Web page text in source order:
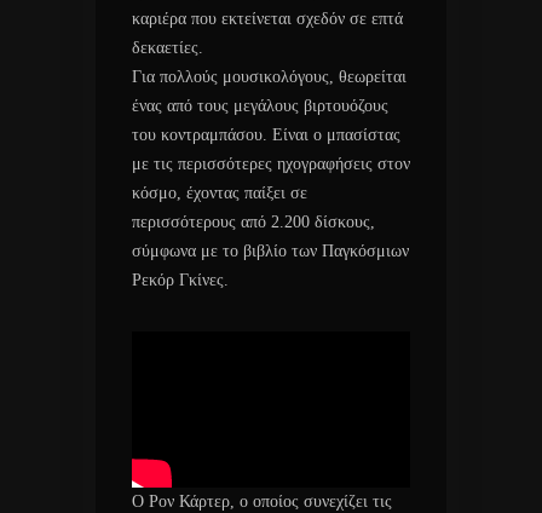
καριέρα που εκτείνεται σχεδόν σε επτά
δεκαετίες.
Για πολλούς μουσικολόγους, θεωρείται
ένας από τους μεγάλους βιρτουόζους
του κοντραμπάσου. Είναι ο μπασίστας
με τις περισσότερες ηχογραφήσεις στον
κόσμο, έχοντας παίξει σε
περισσότερους από 2.200 δίσκους,
σύμφωνα με το βιβλίο των Παγκόσμιων
Ρεκόρ Γκίνες.
Ο Ρον Κάρτερ, ο οποίος συνεχίζει τις